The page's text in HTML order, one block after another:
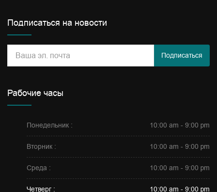
Подписаться на новости
Подписаться
Рабочие часы
Понедельник : 10:00 am - 9:00 pm
Вторник : 10:00 am - 9:00 pm
Среда : 10:00 am - 9:00 pm
Четверг : 10:00 am - 9:00 pm